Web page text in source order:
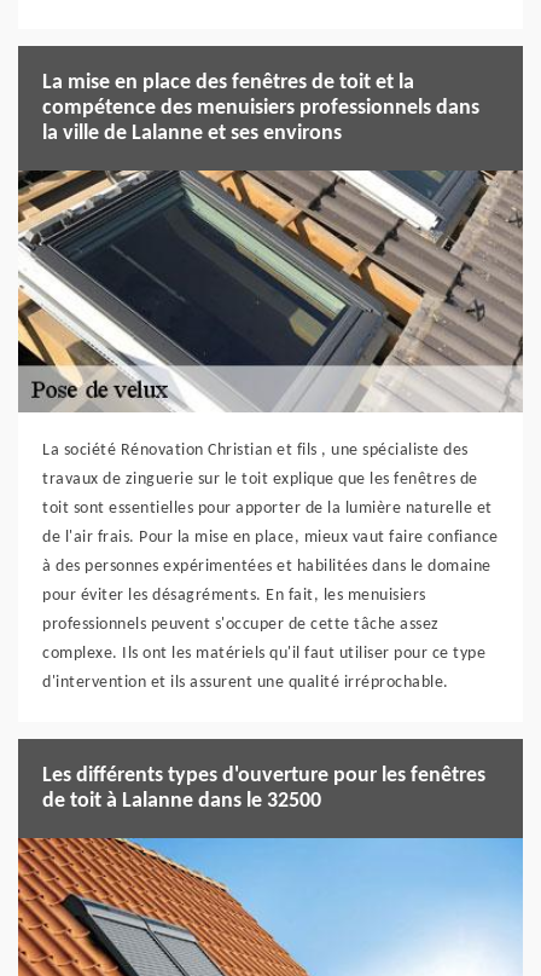
La mise en place des fenêtres de toit et la
compétence des menuisiers professionnels dans
la ville de Lalanne et ses environs
La société Rénovation Christian et fils , une spécialiste des
travaux de zinguerie sur le toit explique que les fenêtres de
toit sont essentielles pour apporter de la lumière naturelle et
de l'air frais. Pour la mise en place, mieux vaut faire confiance
à des personnes expérimentées et habilitées dans le domaine
pour éviter les désagréments. En fait, les menuisiers
professionnels peuvent s'occuper de cette tâche assez
complexe. Ils ont les matériels qu'il faut utiliser pour ce type
d'intervention et ils assurent une qualité irréprochable.
Les différents types d'ouverture pour les fenêtres
de toit à Lalanne dans le 32500